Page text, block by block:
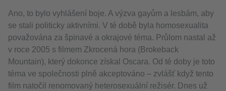
Ano, to bylo vyhlášení boje. A výzva gayům a lesbám, aby
se stali politicky aktivními. V té době byla homosexualita
považována za špinavé a okrajové téma. Průlom nastal až
v roce 2005 s filmem Zkrocená hora (Brokeback
Mountain), který dokonce získal Oscara. Od té doby je toto
téma ve společnosti plně akceptováno – zvlášť když tento
film natočil renomovaný heterosexuální režisér. Dnes už